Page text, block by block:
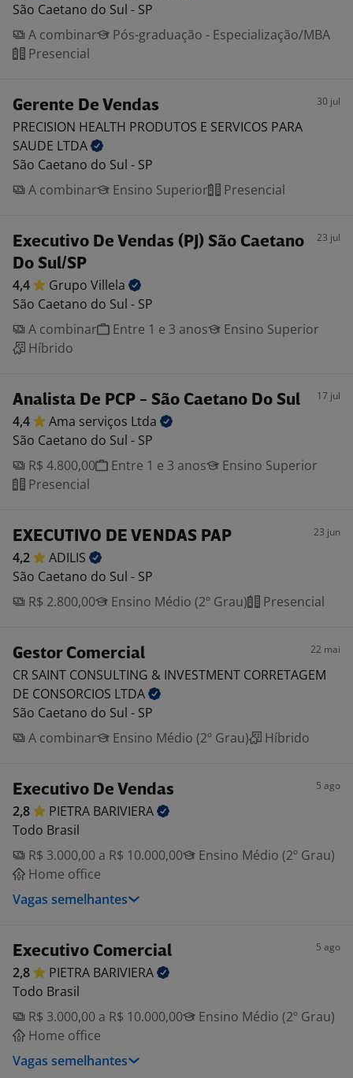
São Caetano do Sul - SP
A combinar
Pós-graduação - Especialização/MBA
Presencial
Gerente De Vendas 30 jul
PRECISION HEALTH PRODUTOS E SERVICOS PARA
SAUDE LTDA
São Caetano do Sul - SP
A combinar
Ensino Superior Presencial
Executivo De Vendas (PJ) São Caetano
Do Sul/SP
23 jul
4,4 Grupo Villela
São Caetano do Sul - SP
A combinar
Entre 1 e 3 anos
Ensino Superior
Híbrido
Analista De PCP - São Caetano Do Sul 17 jul
4,4 Ama serviços Ltda
São Caetano do Sul - SP
R$ 4.800,00
Entre 1 e 3 anos
Ensino Superior
Presencial
EXECUTIVO DE VENDAS PAP 23 jun
4,2
ADILIS
São Caetano do Sul - SP
R$ 2.800,00
Ensino Médio (2º Grau) Presencial
Gestor Comercial 22 mai
CR SAINT CONSULTING & INVESTMENT CORRETAGEM
DE CONSORCIOS LTDA
São Caetano do Sul - SP
A combinar
Ensino Médio (2º Grau) Híbrido
Executivo De Vendas 5 ago
2,8 PIETRA BARIVIERA
Todo Brasil
R$ 3.000,00 a R$ 10.000,00
Ensino Médio (2º Grau)
Home office
Vagas semelhantes
Executivo Comercial 5 ago
2,8 PIETRA BARIVIERA
Todo Brasil
R$ 3.000,00 a R$ 10.000,00
Ensino Médio (2º Grau)
Home office
Vagas semelhantes